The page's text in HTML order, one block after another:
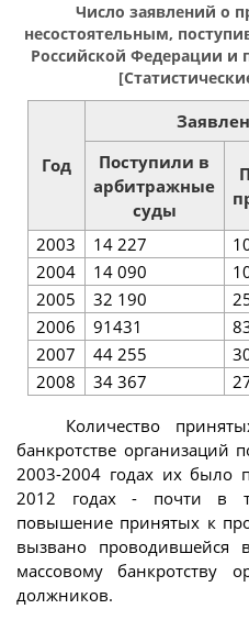
Число заявлений о
несостоятельным,
Российской Федерации и
Год
Поступили в
арбитражные
суды
2003
14 227
2004
14 090
2005
32 190
2006
91431
2007
44 255
2008
34 367
Количество
банкротстве организаций
2003-2004 годах их было
2012 годах - почти в
повышение принятых к
вызвано
массовому банкротству
должников.